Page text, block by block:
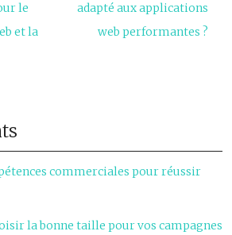
le
et la
adapté aux applications
web performantes ?
commerciales pour réussir
la bonne taille pour vos campagnes